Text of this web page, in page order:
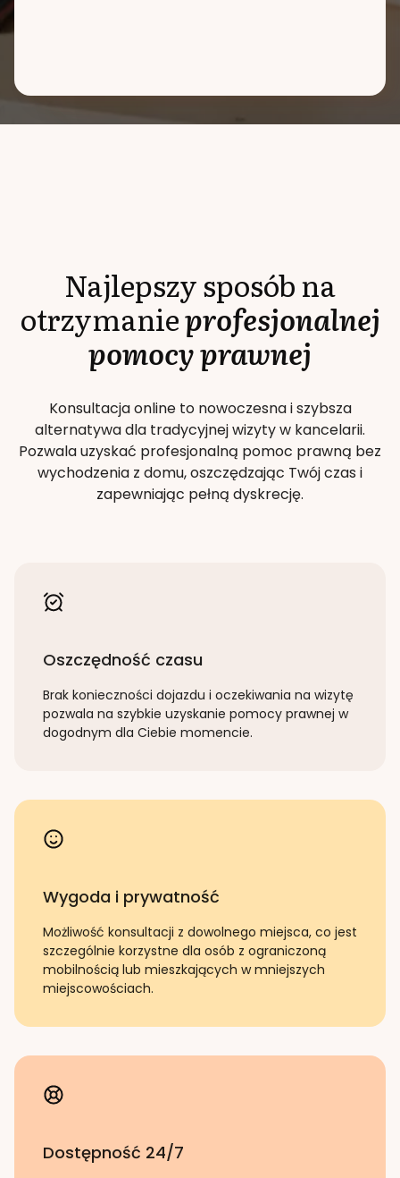
Najlepszy sposób na
otrzymanieprofesjonalnej
pomocy prawnej
Konsultacja online to nowoczesna i szybsza
alternatywa dla tradycyjnej wizyty w kancelarii.
Pozwala uzyskać profesjonalną pomoc prawną bez
wychodzenia z domu, oszczędzając Twój czas i
zapewniając pełną dyskrecję.
Oszczędność czasu
Brak konieczności dojazdu i oczekiwania na wizytę
pozwala na szybkie uzyskanie pomocy prawnej w
dogodnym dla Ciebie momencie.
Wygoda i prywatność
Możliwość konsultacji z dowolnego miejsca, co jest
szczególnie korzystne dla osób z ograniczoną
mobilnością lub mieszkających w mniejszych
miejscowościach.
Dostępność 24/7